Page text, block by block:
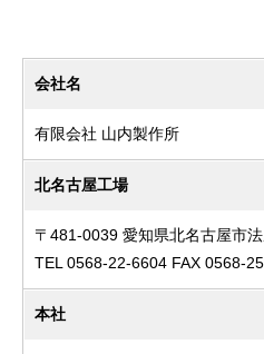
会社名
有限会社 山内製作所
北名古屋工場
〒481-0039 愛知県北名古屋市
TEL 0568-22-6604 FAX 0568-
本社